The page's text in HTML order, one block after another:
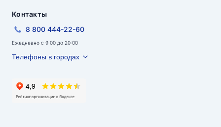
Контакты
8 800 444-22-60
Ежедневно с 9:00 до 20:00
Телефоны в городах